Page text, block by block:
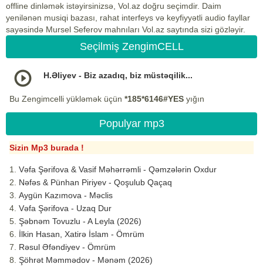
offline dinləmək istəyirsinizsə, Vol.az doğru seçimdir. Daim
yenilənən musiqi bazası, rahat interfeys və keyfiyyətli audio fayllar
sayəsində Mursel Seferov mahnıları Vol.az saytında sizi gözləyir.
Seçilmiş ZengimCELL
H.Əliyev - Biz azadıq, biz müstəqilik...
Bu Zengimcelli yükləmək üçün *185*6146#YES yığın
Populyar mp3
Sizin Mp3 burada !
Vəfa Şərifova & Vasif Məhərrəmli - Qəmzələrin Oxdur
Nəfəs & Pünhan Piriyev - Qoşulub Qaçaq
Aygün Kazımova - Məclis
Vəfa Şərifova - Uzaq Dur
Şəbnəm Tovuzlu - A Leyla (2026)
İlkin Hasan, Xatirə İslam - Ömrüm
Rəsul Əfəndiyev - Ömrüm
Şöhrət Məmmədov - Mənəm (2026)